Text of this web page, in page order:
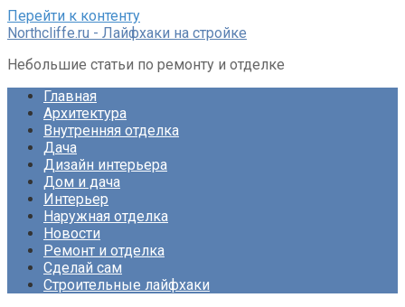
Перейти к контенту
Northcliffe.ru - Лайфхаки на стройке
Небольшие статьи по ремонту и отделке
Главная
Архитектура
Внутренняя отделка
Дача
Дизайн интерьера
Дом и дача
Интерьер
Наружная отделка
Новости
Ремонт и отделка
Сделай сам
Строительные лайфхаки